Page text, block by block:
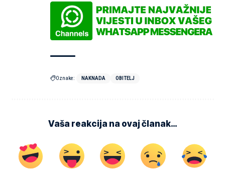
Oznake: NAKNADA OBITELJ
Vaša reakcija na ovaj članak…